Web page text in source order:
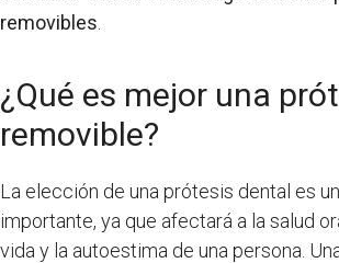
removibles
¿Qué es mejor una
removible?
La elección de una prótesis dental es
importante, ya que afectará a la salud
vida y la autoestima de una persona.